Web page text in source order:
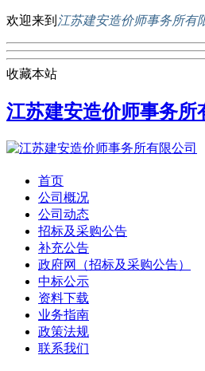
欢迎来到 江苏建安造价师事务所有
收藏本站
江苏建安造价师事务所
首页
公司概况
公司动态
招标及采购公告
补充公告
政府网（招标及采购公告）
中标公示
资料下载
业务指南
政策法规
联系我们